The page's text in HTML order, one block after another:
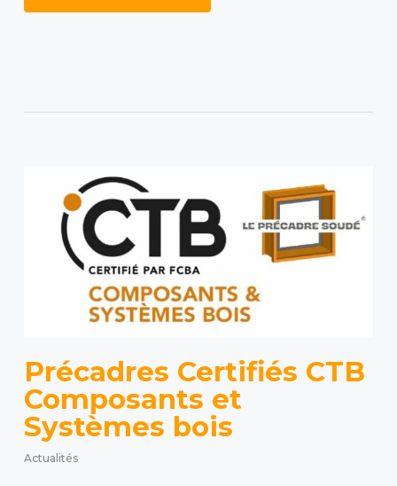
Précadres Certifiés CTB
Composants et
Systèmes bois
Actualités